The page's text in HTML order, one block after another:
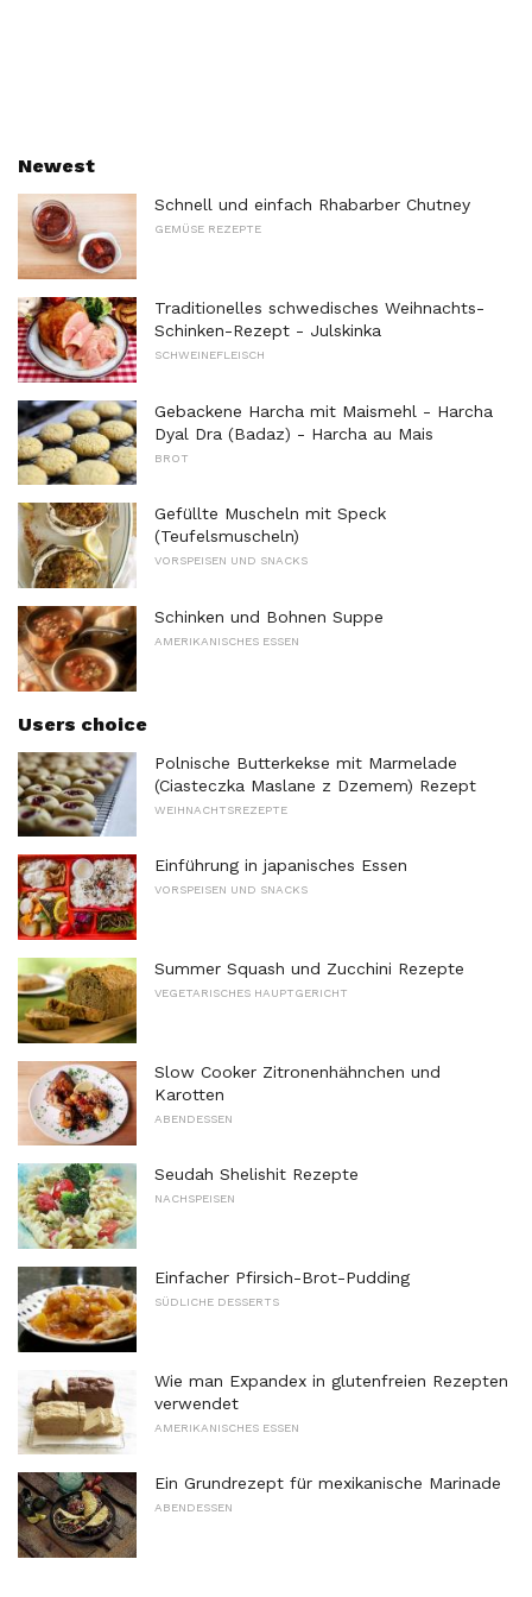
Newest
Schnell und einfach Rhabarber Chutney
GEMÜSE REZEPTE
Traditionelles schwedisches Weihnachts-
Schinken-Rezept - Julskinka
SCHWEINEFLEISCH
Gebackene Harcha mit Maismehl - Harcha
Dyal Dra (Badaz) - Harcha au Mais
BROT
Gefüllte Muscheln mit Speck
(Teufelsmuscheln)
VORSPEISEN UND SNACKS
Schinken und Bohnen Suppe
AMERIKANISCHES ESSEN
Users choice
Polnische Butterkekse mit Marmelade
(Ciasteczka Maslane z Dzemem) Rezept
WEIHNACHTSREZEPTE
Einführung in japanisches Essen
VORSPEISEN UND SNACKS
Summer Squash und Zucchini Rezepte
VEGETARISCHES HAUPTGERICHT
Slow Cooker Zitronenhähnchen und
Karotten
ABENDESSEN
Seudah Shelishit Rezepte
NACHSPEISEN
Einfacher Pfirsich-Brot-Pudding
SÜDLICHE DESSERTS
Wie man Expandex in glutenfreien Rezepten
verwendet
AMERIKANISCHES ESSEN
Ein Grundrezept für mexikanische Marinade
ABENDESSEN